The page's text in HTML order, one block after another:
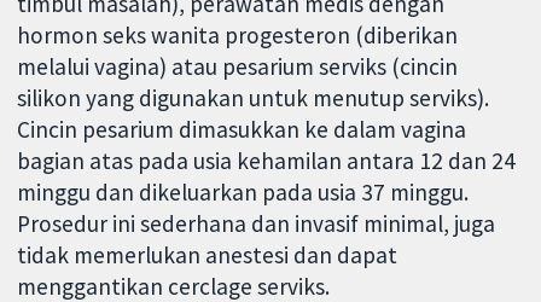
hormon seks wanita progesteron (diberikan
melalui vagina) atau pesarium serviks (cincin
silikon yang digunakan untuk menutup serviks).
Cincin pesarium dimasukkan ke dalam vagina
bagian atas pada usia kehamilan antara 12 dan 24
minggu dan dikeluarkan pada usia 37 minggu.
Prosedur ini sederhana dan invasif minimal, juga
tidak memerlukan anestesi dan dapat
menggantikan cerclage serviks.